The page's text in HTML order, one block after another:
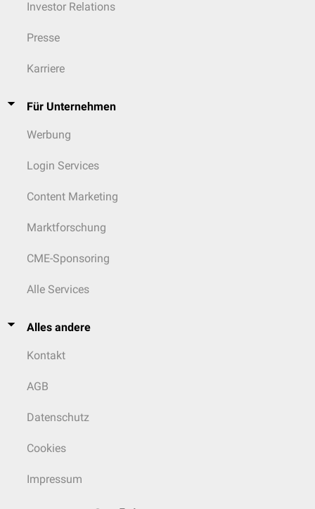
Investor Relations
Presse
Karriere
Für Unternehmen
Werbung
Login Services
Content Marketing
Marktforschung
CME-Sponsoring
Alle Services
Alles andere
Kontakt
AGB
Datenschutz
Cookies
Impressum